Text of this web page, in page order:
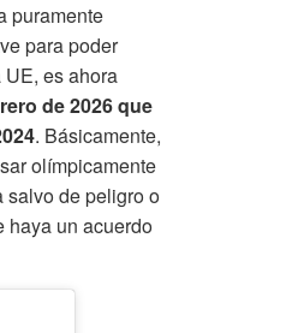
puramente
para poder
es ahora
de 2026 que
. Básicamente,
olímpicamente
salvo de peligro o
haya un acuerdo